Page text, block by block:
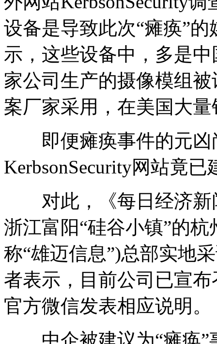
设备是导致此次“瘫痪”的
示，这些设备中，多是
家公司生产的摄像模组
案厂家采用，在美国大量
即便瘫痪事件的元凶
KerbsonSecurity网站竟
对此，《每日经济新
浙江富阳“硅谷小镇”的
称“雄迈信息”)总部实地
者表示，目前公司已宣
官方微信发表相应说明。